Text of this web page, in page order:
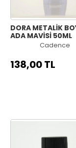
DORA METALİK
ADA MAVİSİ 50ML
Cadence
138,00 TL